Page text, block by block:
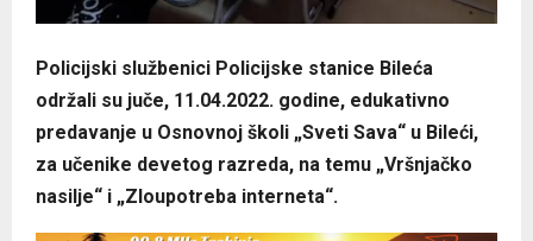
Policijski službenici Policijske stanice Bileća
održali su juče, 11.04.2022. godine, edukativno
predavanje u Osnovnoj školi „Sveti Sava“ u Bileći,
za učenike devetog razreda, na temu „Vršnjačko
nasilje“ i „Zloupotreba interneta“.